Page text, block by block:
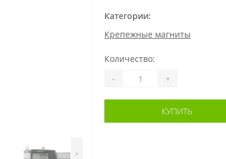
>
Категории:
Крепежные магниты
Количество:
- +
КУПИТЬ